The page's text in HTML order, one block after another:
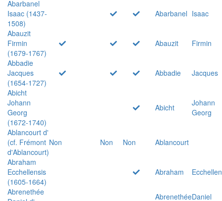
Abarbanel
Isaac (1437-
1508)
Abarbanel Isaac
Abauzit
Firmin
(1679-1767)
Abauzit
Firmin
Abbadie
Jacques
(1654-1727)
Abbadie
Jacques
Abicht
Johann
Georg
(1672-1740)
Abicht
Johann
Georg
Ablancourt d'
(cf. Frémont
d'Ablancourt)
Non Non Non
Ablancourt
Abraham
Ecchellensis
(1605-1664)
Abraham
Abrenethée
AbrenethéeDaniel